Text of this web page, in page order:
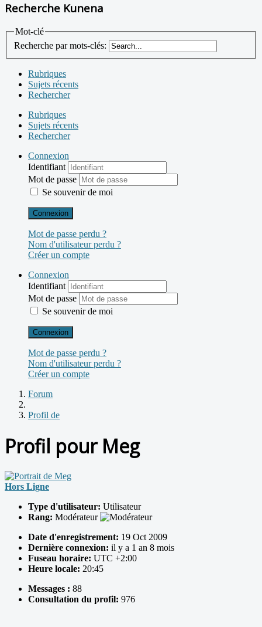
Recherche Kunena
Mot-clé
Recherche par mots-clés:
Rubriques
Sujets récents
Rechercher
Rubriques
Sujets récents
Rechercher
Connexion
Identifiant
Mot de passe
Se souvenir de moi
Connexion
Mot de passe perdu ?
Nom d'utilisateur perdu ?
Créer un compte
Connexion
Identifiant
Mot de passe
Se souvenir de moi
Connexion
Mot de passe perdu ?
Nom d'utilisateur perdu ?
Créer un compte
Forum
Profil de
Profil pour Meg
Hors Ligne
Type d'utilisateur: Utilisateur
Rang: Modérateur
Date d'enregistrement: 19 Oct 2009
Dernière connexion: il y a 1 an 8 mois
Fuseau horaire: UTC +2:00
Heure locale: 20:45
Messages : 88
Consultation du profil: 976